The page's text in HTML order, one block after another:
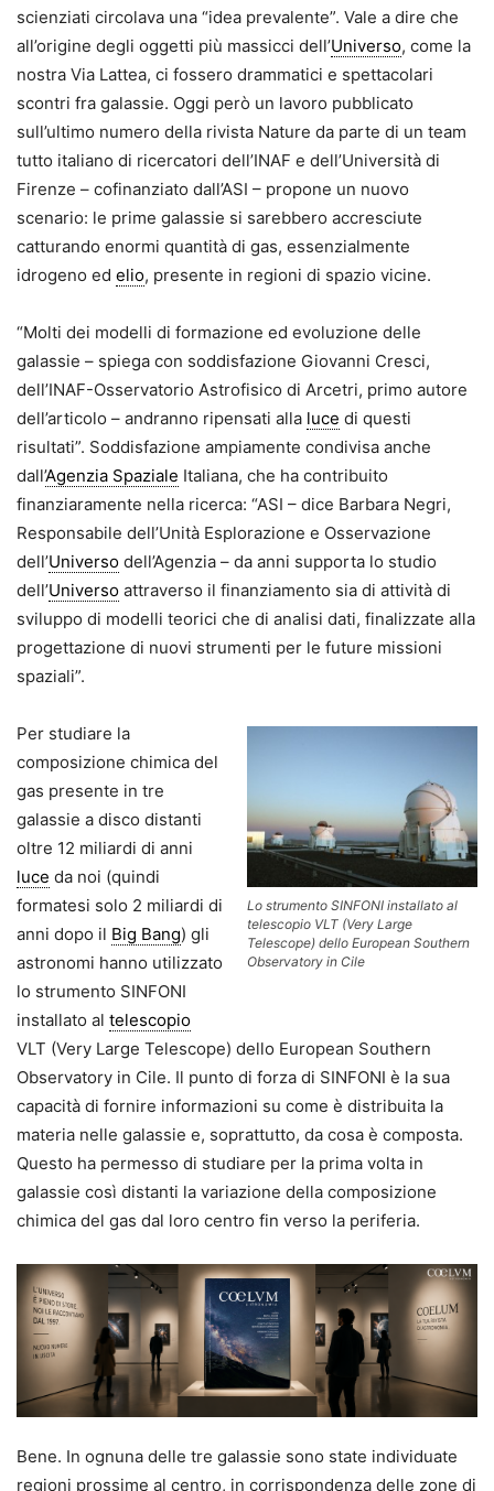
scienziati circolava una “idea prevalente”. Vale a dire che
all’origine degli oggetti più massicci dell’Universo, come la
nostra Via Lattea, ci fossero drammatici e spettacolari
scontri fra galassie. Oggi però un lavoro pubblicato
sull’ultimo numero della rivista Nature da parte di un team
tutto italiano di ricercatori dell’INAF e dell’Università di
Firenze – cofinanziato dall’ASI – propone un nuovo
scenario: le prime galassie si sarebbero accresciute
catturando enormi quantità di gas, essenzialmente
idrogeno ed elio, presente in regioni di spazio vicine.
“Molti dei modelli di formazione ed evoluzione delle
galassie – spiega con soddisfazione Giovanni Cresci,
dell’INAF-Osservatorio Astrofisico di Arcetri, primo autore
dell’articolo – andranno ripensati alla luce di questi
risultati”. Soddisfazione ampiamente condivisa anche
dall’Agenzia Spaziale Italiana, che ha contribuito
finanziaramente nella ricerca: “ASI – dice Barbara Negri,
Responsabile dell’Unità Esplorazione e Osservazione
dell’Universo dell’Agenzia – da anni supporta lo studio
dell’Universo attraverso il finanziamento sia di attività di
sviluppo di modelli teorici che di analisi dati, finalizzate alla
progettazione di nuovi strumenti per le future missioni
spaziali”.
Lo strumento SINFONI installato al
telescopio VLT (Very Large
Telescope) dello European Southern
Observatory in Cile
Per studiare la
composizione chimica del
gas presente in tre
galassie a disco distanti
oltre 12 miliardi di anni
luce da noi (quindi
formatesi solo 2 miliardi di
anni dopo il Big Bang) gli
astronomi hanno utilizzato
lo strumento SINFONI
installato al telescopio
VLT (Very Large Telescope) dello European Southern
Observatory in Cile. Il punto di forza di SINFONI è la sua
capacità di fornire informazioni su come è distribuita la
materia nelle galassie e, soprattutto, da cosa è composta.
Questo ha permesso di studiare per la prima volta in
galassie così distanti la variazione della composizione
chimica del gas dal loro centro fin verso la periferia.
Bene. In ognuna delle tre galassie sono state individuate
regioni prossime al centro, in corrispondenza delle zone di